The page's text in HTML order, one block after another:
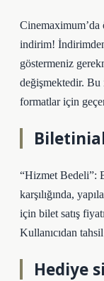
Cinemaximum’da
indirim!
göstermeniz
değişmektedir.
formatlar için
“Hizmet Bedeli”:
karşılığında,
için bilet satış
Kullanıcıdan
Hediye